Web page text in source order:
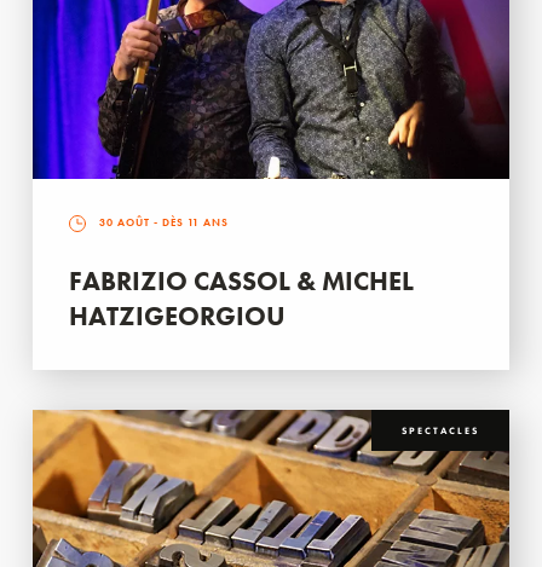
30 AOÛT - DÈS 11 ANS
FABRIZIO CASSOL & MICHEL
HATZIGEORGIOU
SPECTACLES